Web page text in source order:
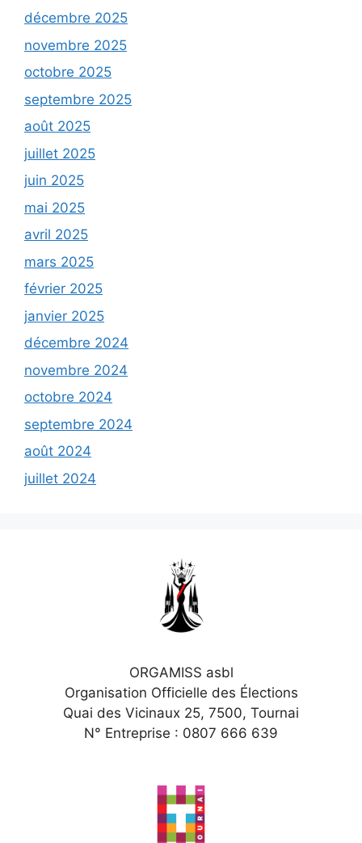
décembre 2025
novembre 2025
octobre 2025
septembre 2025
août 2025
juillet 2025
juin 2025
mai 2025
avril 2025
mars 2025
février 2025
janvier 2025
décembre 2024
novembre 2024
octobre 2024
septembre 2024
août 2024
juillet 2024
ORGAMISS asbl
Organisation Officielle des Élections
Quai des Vicinaux 25, 7500, Tournai
N° Entreprise : 0807 666 639